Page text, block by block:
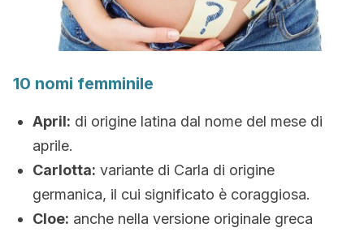
10 nomi femminile
April: di origine latina dal nome del mese di
aprile.
Carlotta: variante di Carla di origine
germanica, il cui significato è coraggiosa.
Cloe: anche nella versione originale greca